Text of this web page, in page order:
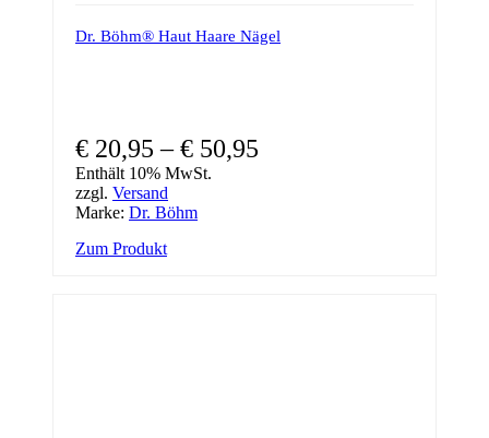
Dr. Böhm® Haut Haare Nägel
€ 20,95 –€ 50,95
Enthält 10% MwSt.
zzgl. Versand
Marke: Dr. Böhm
Zum ProduktDieses